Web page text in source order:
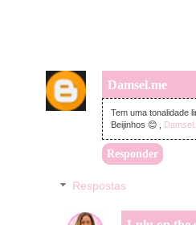
Damsel.me
Tem uma tonalidade
Beijinhos 😊 ,
Responder
Respostas